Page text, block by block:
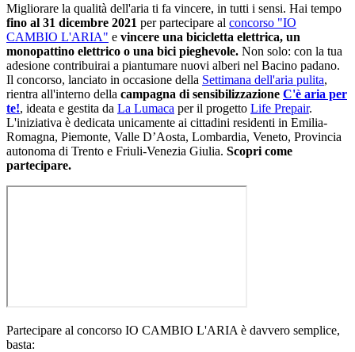
Migliorare la qualità dell'aria ti fa vincere, in tutti i sensi. Hai tempo
fino al 31 dicembre 2021 per partecipare al concorso "IO
CAMBIO L'ARIA" e vincere una bicicletta elettrica, un
monopattino elettrico o una bici pieghevole. Non solo: con la tua
adesione contribuirai a piantumare nuovi alberi nel Bacino padano.
Il concorso, lanciato in occasione della Settimana dell'aria pulita,
rientra all'interno della campagna di sensibilizzazione C'è aria per
te!, ideata e gestita da La Lumaca per il progetto Life Prepair.
L'iniziativa è dedicata unicamente ai cittadini residenti in Emilia-
Romagna, Piemonte, Valle D’Aosta, Lombardia, Veneto, Provincia
autonoma di Trento e Friuli-Venezia Giulia. Scopri come
partecipare.
Partecipare al concorso IO CAMBIO L'ARIA è davvero semplice,
basta: